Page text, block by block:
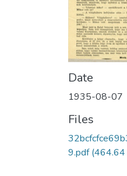
Date
1935-08-07
Files
9.pdf(464.64